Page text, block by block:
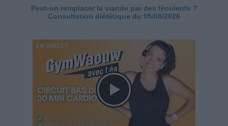
Peut-on remplacer la viande par des féculents ?
Consultation diététique du 05/08/2026